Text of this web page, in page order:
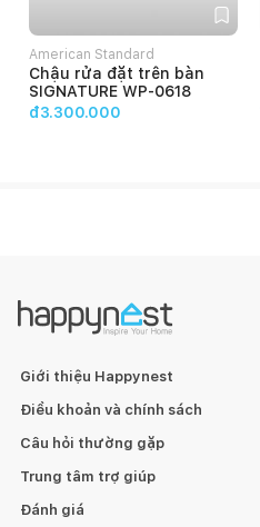
American Standard
Chậu rửa đặt trên bàn
SIGNATURE WP-0618
đ3.300.000
Giới thiệu Happynest
Điều khoản và chính sách
Câu hỏi thường gặp
Trung tâm trợ giúp
Đánh giá